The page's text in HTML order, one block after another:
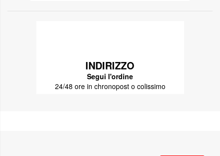
INDIRIZZO
Segui l'ordine
24/48 ore in chronopost o colissimo